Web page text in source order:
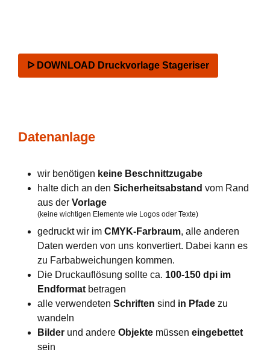
ᐅ DOWNLOAD Druckvorlage Stageriser
Datenanlage
wir benötigen keine Beschnittzugabe
halte dich an den Sicherheitsabstand vom Rand
aus der Vorlage
(keine wichtigen Elemente wie Logos oder Texte)
gedruckt wir im CMYK-Farbraum, alle anderen
Daten werden von uns konvertiert. Dabei kann es
zu Farbabweichungen kommen.
Die Druckauflösung sollte ca. 100-150 dpi im
Endformat betragen
alle verwendeten Schriften sind in Pfade zu
wandeln
Bilder und andere Objekte müssen eingebettet
sein